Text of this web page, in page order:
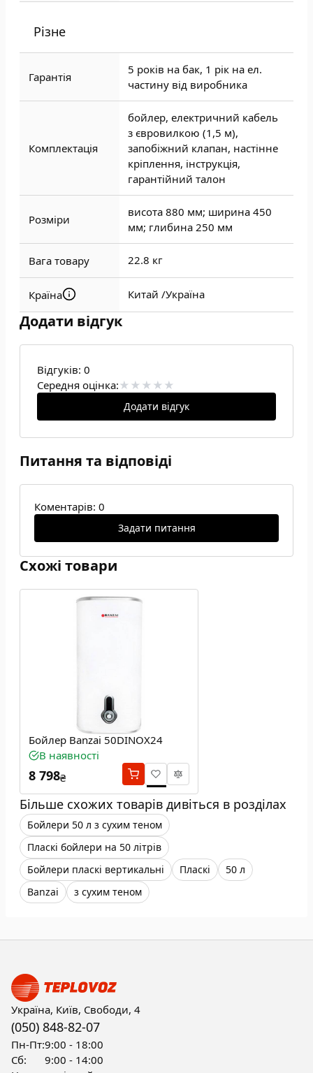
Різне
Гарантія
5 років на бак, 1 рік на ел.
частину від виробника
Комплектація
бойлер, електричний кабель
з євровилкою (1,5 м),
запобіжний клапан, настінне
кріплення, інструкція,
гарантійний талон
Розміри
висота 880 мм; ширина 450
мм; глибина 250 мм
Вага товару 22.8 кг
Країна Китай /Україна
Додати відгук
Відгуків: 0
Середня оцінка:
Додати відгук
Питання та відповіді
Коментарів: 0
Задати питання
Схожі товари
Бойлер Banzai 50DINOX24
В наявності
8 798₴
Більше схожих товарів дивіться в розділах
Бойлери 50 л з сухим теном
Пласкі бойлери на 50 літрів
Бойлери пласкі вертикальні
Пласкі
50 л
Banzai
з сухим теном
Україна, Київ, Свободи, 4
(050) 848-82-07
Пн-Пт:9:00 - 18:00
Сб:
9:00 - 14:00